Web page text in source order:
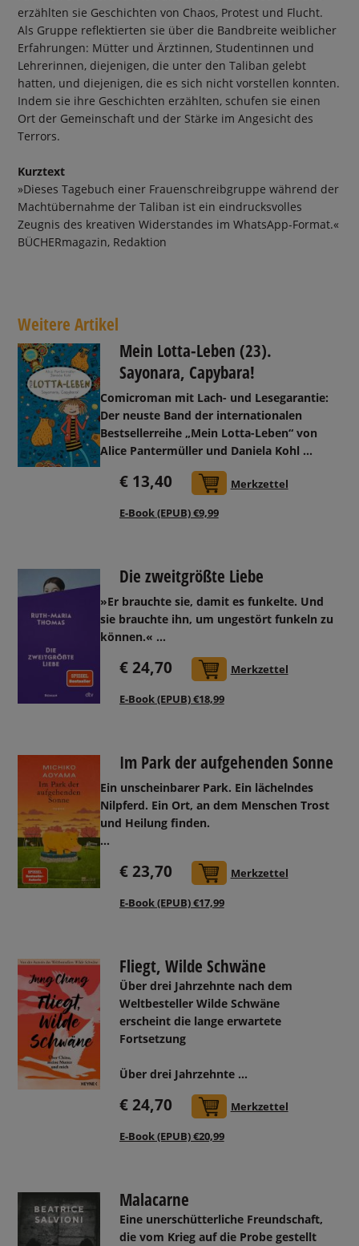
erzählten sie Geschichten von Chaos, Protest und Flucht.
Als Gruppe reflektierten sie über die Bandbreite weiblicher
Erfahrungen: Mütter und Ärztinnen, Studentinnen und
Lehrerinnen, diejenigen, die unter den Taliban gelebt
hatten, und diejenigen, die es sich nicht vorstellen konnten.
Indem sie ihre Geschichten erzählten, schufen sie einen
Ort der Gemeinschaft und der Stärke im Angesicht des
Terrors.
Kurztext
»Dieses Tagebuch einer Frauenschreibgruppe während der
Machtübernahme der Taliban ist ein eindrucksvolles
Zeugnis des kreativen Widerstandes im WhatsApp-Format.«
BÜCHERmagazin, Redaktion
Weitere Artikel
Mein Lotta-Leben (23).
Sayonara, Capybara!
Comicroman mit Lach- und Lesegarantie:
Der neuste Band der internationalen
Bestsellerreihe „Mein Lotta-Leben“ von
Alice Pantermüller und Daniela Kohl ...
€ 13,40 In den Warenkorb
Merkzettel
E-Book (EPUB) €9,99
Die zweitgrößte Liebe
»Er brauchte sie, damit es funkelte. Und
sie brauchte ihn, um ungestört funkeln zu
können.« ...
€ 24,70 In den Warenkorb
Merkzettel
E-Book (EPUB) €18,99
Im Park der aufgehenden Sonne
Ein unscheinbarer Park. Ein lächelndes
Nilpferd. Ein Ort, an dem Menschen Trost
und Heilung finden.
...
€ 23,70 In den Warenkorb
Merkzettel
E-Book (EPUB) €17,99
Fliegt, Wilde Schwäne
Über drei Jahrzehnte nach dem
Weltbesteller Wilde Schwäne
erscheint die lange erwartete
Fortsetzung
Über drei Jahrzehnte ...
€ 24,70 In den Warenkorb
Merkzettel
E-Book (EPUB) €20,99
Malacarne
Eine unerschütterliche Freundschaft,
die vom Krieg auf die Probe gestellt